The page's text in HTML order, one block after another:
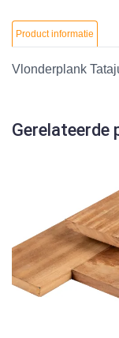
Product informatie
Vlonderplank
Gerelateerde